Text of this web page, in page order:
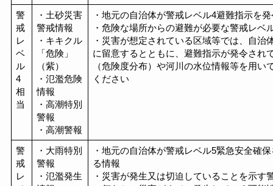
警
戒
レ
ベ
ル
4
相
当
・土砂災害
警戒情報
・キキクル
「危険」
（紫）
・氾濫危険
情報
・高潮特別
警報
・高潮警報
・地元の自治体が警戒レベル4避難指示を
・危険な場所からの避難が必要な警戒レ
・災害が想定されている区域等では、自治
に留意するとともに、避難指示が発令され
（危険度分布）や河川の水位情報等を用い
ください
警
戒
レ
・大雨特別
警報
・氾濫発生
・地元の自治体が警戒レベル5緊急安全確
る情報
・災害が発生又は切迫していることを示す